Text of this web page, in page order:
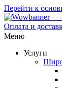
Перейти к
Оплата и
Меню
Услуги